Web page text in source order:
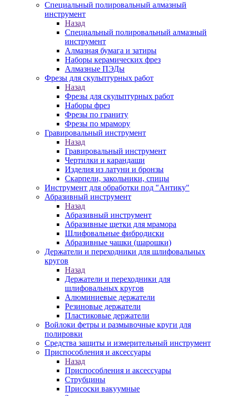
Специальный полировальный алмазный
инструмент
Назад
Специальный полировальный алмазный
инструмент
Алмазная бумага и затиры
Наборы керамических фрез
Алмазные ПЭДы
Фрезы для скульптурных работ
Назад
Фрезы для скульптурных работ
Наборы фрез
Фрезы по граниту
Фрезы по мрамору
Гравировальный инструмент
Назад
Гравировальный инструмент
Чертилки и карандаши
Изделия из латуни и бронзы
Скарпели, закольники, спицы
Инструмент для обработки под "Антику"
Абразивный инструмент
Назад
Абразивный инструмент
Абразивные щетки для мрамора
Шлифовальные фибродиски
Абразивные чашки (шарошки)
Держатели и переходники для шлифовальных
кругов
Назад
Держатели и переходники для
шлифовальных кругов
Алюминиевые держатели
Резиновые держатели
Пластиковые держатели
Войлоки фетры и размывочные круги для
полировки
Средства защиты и измерительный инструмент
Приспособления и аксессуары
Назад
Приспособления и аксессуары
Струбцины
Присоски вакуумные